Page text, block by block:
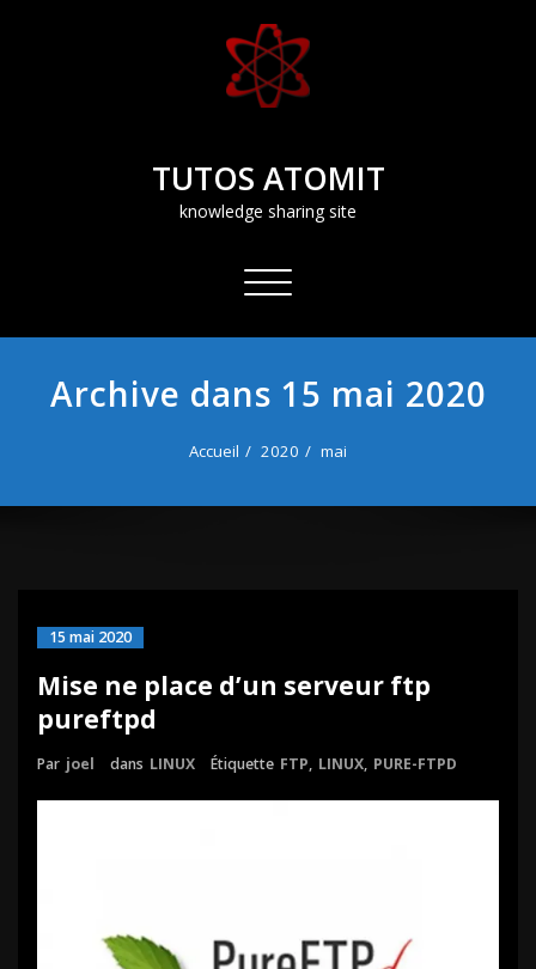
TUTOS ATOMIT
knowledge sharing site
Afficher/masquer
navigation
Archive dans 15 mai 2020
Accueil 2020 mai
15 mai 2020
Mise ne place d’un serveur ftp
pureftpd
Par joel dans LINUX Étiquette FTP, LINUX, PURE-FTPD